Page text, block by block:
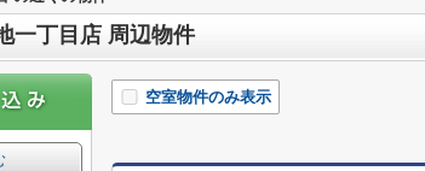
一丁目店 周辺物件
空室物件のみ表示